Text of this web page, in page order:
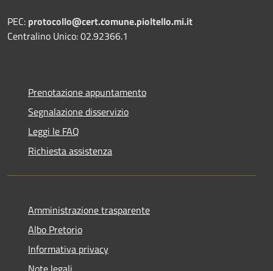
PEC: protocollo@cert.comune.pioltello.mi.it
Centralino Unico: 02.92366.1
Prenotazione appuntamento
Segnalazione disservizio
Leggi le FAQ
Richiesta assistenza
Amministrazione trasparente
Albo Pretorio
Informativa privacy